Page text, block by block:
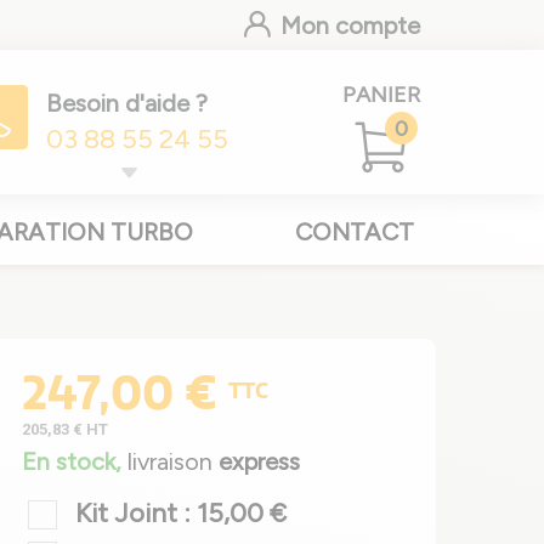
Mon compte
Besoin d'aide ?
03 88 55 24 55
PANIER
0
TURBO CONTACT
247,00 € TTC
205,83 € HT
En stock, livraison express
Kit Joint : 15,00 €